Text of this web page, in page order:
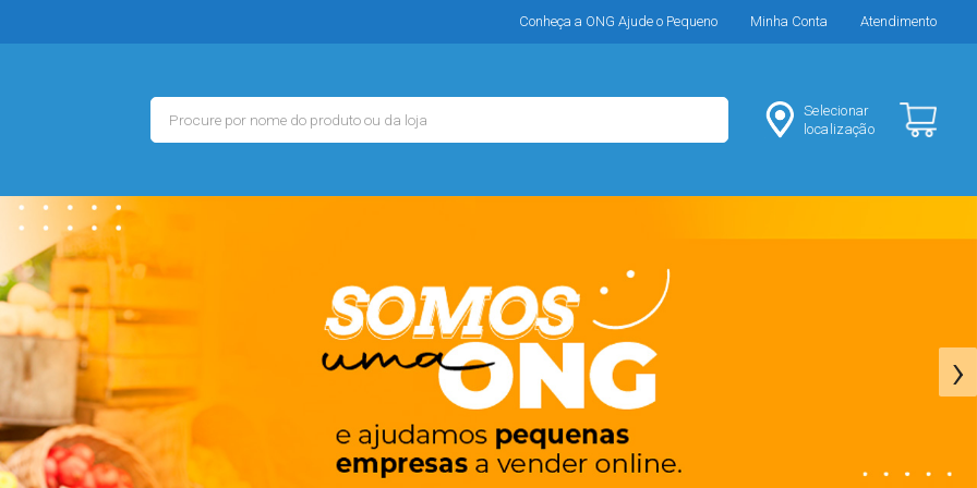
Conheça a ONG Ajude o Pequeno Minha Conta Atendimento
Selecionar
localização
›